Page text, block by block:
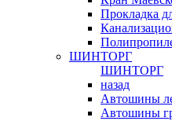
Прокладка
ШИНТОРГ
ШИНТОРГ
назад
Автошины
Автошины